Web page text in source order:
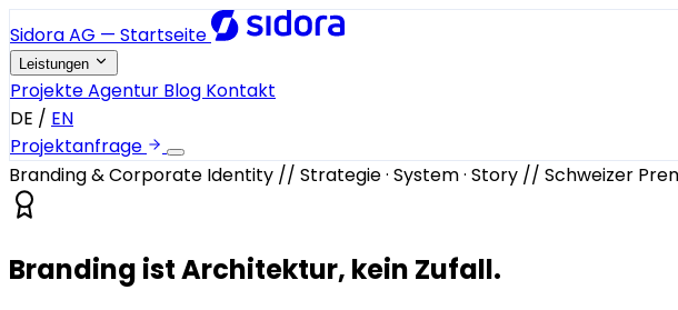
Sidora AG — Startseite
Leistungen
ProjekteAgentur Blog Kontakt
DE / EN
Projektanfrage
Branding & Corporate Identity // Strategie · System · Story // Schweizer
Branding ist Architektur, kein Zufall.